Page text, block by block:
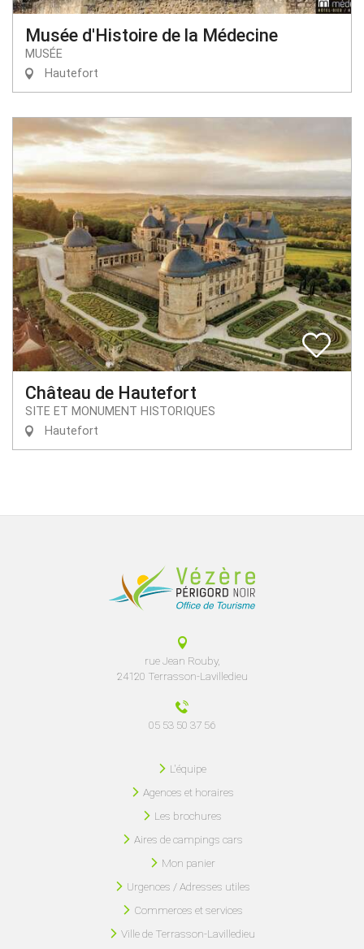
Musée d'Histoire de la Médecine
MUSÉE
Hautefort
Château de Hautefort
SITE ET MONUMENT HISTORIQUES
Hautefort
rue Jean Rouby,
24120 Terrasson-Lavilledieu
05 53 50 37 56
L'équipe
Agences et horaires
Les brochures
Aires de campings cars
Mon panier
Urgences / Adresses utiles
Commerces et services
Ville de Terrasson-Lavilledieu